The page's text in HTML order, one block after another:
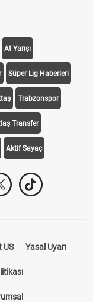
At Yarışı
Süper Lig Haberleri
Trabzonspor
Transfer
Aktif Sayaç
US Yasal Uyarı